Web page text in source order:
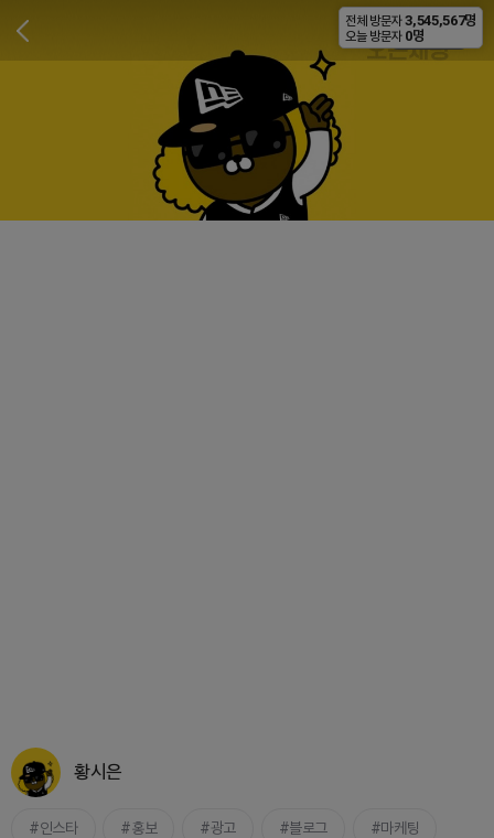
비공개
황시은
인스타 홍보 광고 블로그 마케팅
전체 방문자 3,545,567명
오늘 방문자 0명